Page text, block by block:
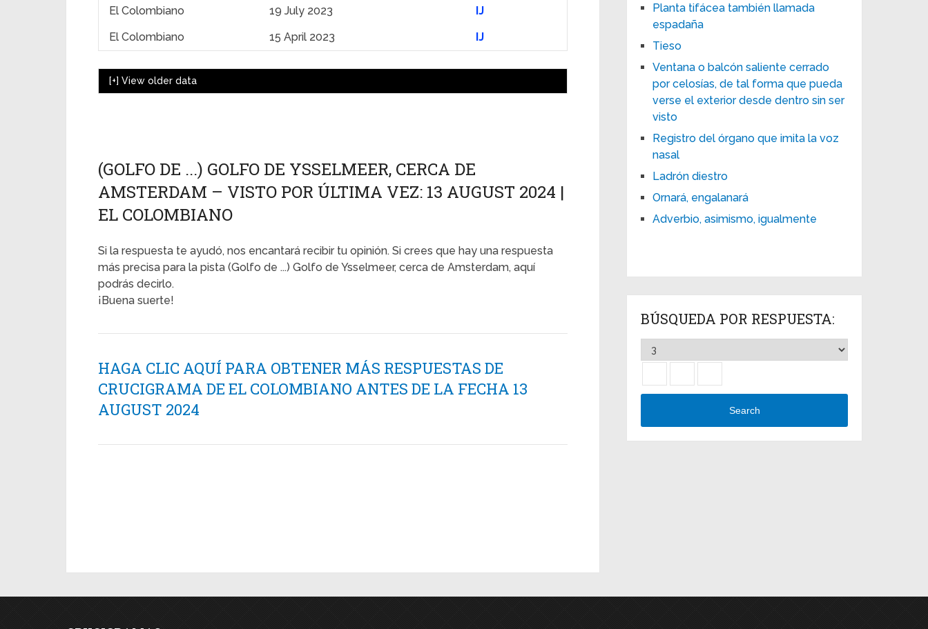
El Colombiano
19 July 2023
IJ
El Colombiano
15 April 2023 IJ
[+] View older data
(GOLFO DE ...) GOLFO DE YSSELMEER, CERCA DE
AMSTERDAM – VISTO POR ÚLTIMA VEZ: 13 AUGUST 2024 |
EL COLOMBIANO
Si la respuesta te ayudó, nos encantará recibir tu opinión. Si crees que hay una respuesta
más precisa para la pista (Golfo de ...) Golfo de Ysselmeer, cerca de Amsterdam, aquí
podrás decirlo.
¡Buena suerte!
HAGA CLIC AQUÍ PARA OBTENER MÁS RESPUESTAS DE
CRUCIGRAMA DE EL COLOMBIANO ANTES DE LA FECHA 13
AUGUST 2024
Planta tifácea también llamada
espadaña
Tieso
Ventana o balcón saliente cerrado
por celosías, de tal forma que pueda
verse el exterior desde dentro sin ser
visto
Registro del órgano que imita la voz
nasal
Ladrón diestro
Ornará, engalanará
Adverbio, asimismo, igualmente
BÚSQUEDA POR RESPUESTA:
Search